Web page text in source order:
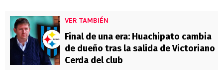
VER TAMBIÉN
Final de una era: Huachipato cambia
de dueño tras la salida de Victoriano
Cerda del club